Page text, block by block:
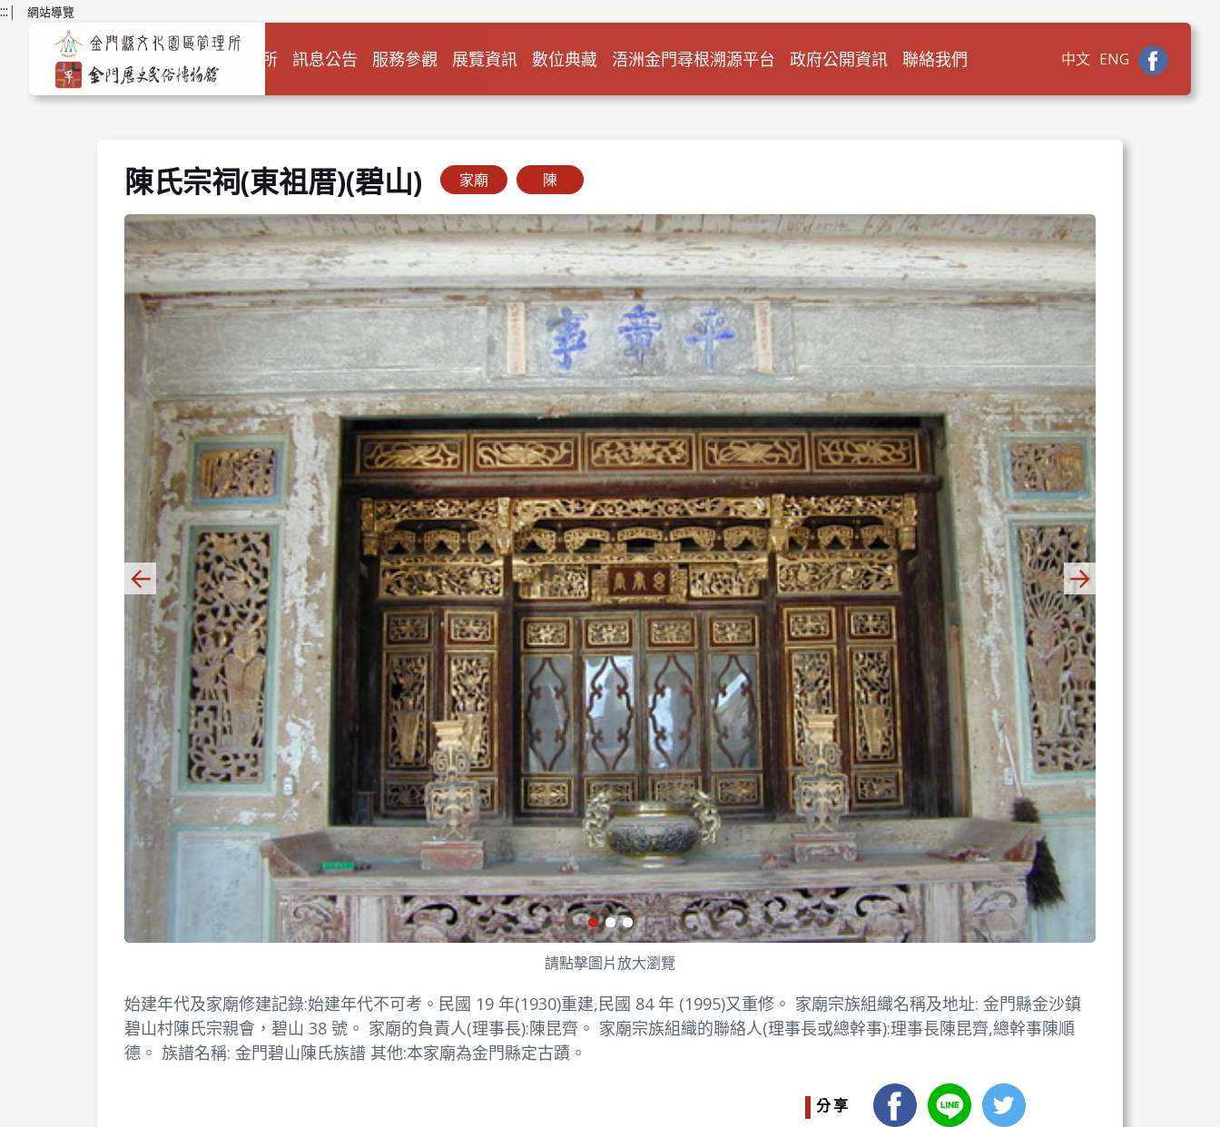
跳到主要內容
:::| 網站導覽
關於本所 訊息公告 服務參觀 展覽資訊 數位典藏 浯洲金門尋根溯源平台 政府公開資訊 聯絡我們 中文 ENG
陳氏宗祠(東祖厝)(碧山) 家廟 陳
請點擊圖片放大瀏覽
始建年代及家廟修建記錄:始建年代不可考。民國 19 年(1930)重建,民國 84 年 (1995)又重修。 家廟宗族組織名稱及地址: 金門縣金沙鎮
碧山村陳氏宗親會，碧山 38 號。 家廟的負責人(理事長):陳昆齊。 家廟宗族組織的聯絡人(理事長或總幹事):理事長陳昆齊,總幹事陳順
德。 族譜名稱: 金門碧山陳氏族譜 其他:本家廟為金門縣定古蹟。
分享 facebookLINE